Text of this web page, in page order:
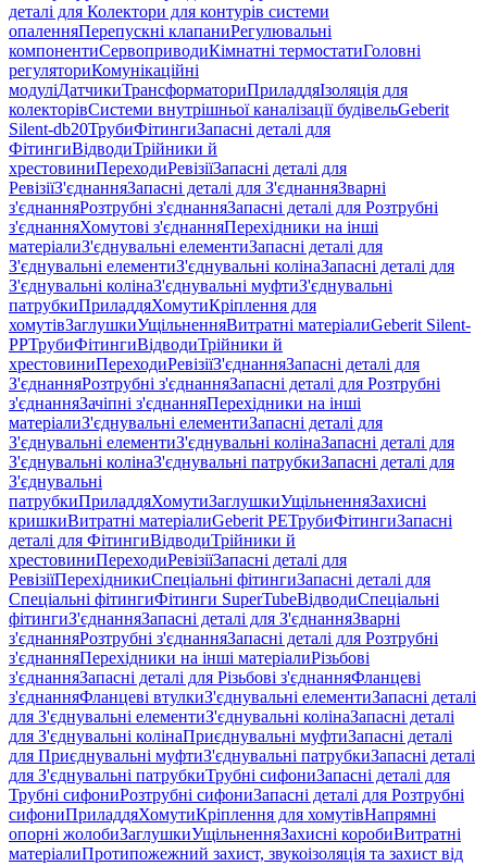
деталі для Колектори для контурів системи
опаленняПерепускні клапаниРегулювальні
компонентиСервоприводиКімнатні термостатиГоловні
регуляториКомунікаційні
модуліДатчикиТрансформаториПриладдяІзоляція для
колекторівСистеми внутрішньої каналізації будівельGeberit
Silent-db20ТрубиФітингиЗапасні деталі для
ФітингиВідводиТрійники й
хрестовиниПереходиРевізіїЗапасні деталі для
РевізіїЗ'єднанняЗапасні деталі для З'єднанняЗварні
з'єднанняРозтрубні з'єднанняЗапасні деталі для Розтрубні
з'єднанняХомутові з'єднанняПерехідники на інші
матеріалиЗ'єднувальні елементиЗапасні деталі для
З'єднувальні елементиЗ'єднувальні колінаЗапасні деталі для
З'єднувальні колінаЗ'єднувальні муфтиЗ'єднувальні
патрубкиПриладдяХомутиКріплення для
хомутівЗаглушкиУщільненняВитратні матеріалиGeberit Silent-
PPТрубиФітингиВідводиТрійники й
хрестовиниПереходиРевізіїЗ'єднанняЗапасні деталі для
З'єднанняРозтрубні з'єднанняЗапасні деталі для Розтрубні
з'єднанняЗачіпні з'єднанняПерехідники на інші
матеріалиЗ'єднувальні елементиЗапасні деталі для
З'єднувальні елементиЗ'єднувальні колінаЗапасні деталі для
З'єднувальні колінаЗ'єднувальні патрубкиЗапасні деталі для
З'єднувальні
патрубкиПриладдяХомутиЗаглушкиУщільненняЗахисні
кришкиВитратні матеріалиGeberit PEТрубиФітингиЗапасні
деталі для ФітингиВідводиТрійники й
хрестовиниПереходиРевізіїЗапасні деталі для
РевізіїПерехідникиСпеціальні фітингиЗапасні деталі для
Спеціальні фітингиФітинги SuperTubeВідводиСпеціальні
фітингиЗ'єднанняЗапасні деталі для З'єднанняЗварні
з'єднанняРозтрубні з'єднанняЗапасні деталі для Розтрубні
з'єднанняПерехідники на інші матеріалиРізьбові
з'єднанняЗапасні деталі для Різьбові з'єднанняФланцеві
з'єднанняФланцеві втулкиЗ'єднувальні елементиЗапасні деталі
для З'єднувальні елементиЗ'єднувальні колінаЗапасні деталі
для З'єднувальні колінаПриєднувальні муфтиЗапасні деталі
для Приєднувальні муфтиЗ'єднувальні патрубкиЗапасні деталі
для З'єднувальні патрубкиТрубні сифониЗапасні деталі для
Трубні сифониРозтрубні сифониЗапасні деталі для Розтрубні
сифониПриладдяХомутиКріплення для хомутівНапрямні
опорні жолобиЗаглушкиУщільненняЗахисні коробиВитратні
матеріалиПротипожежний захист, звукоізоляція та захист від